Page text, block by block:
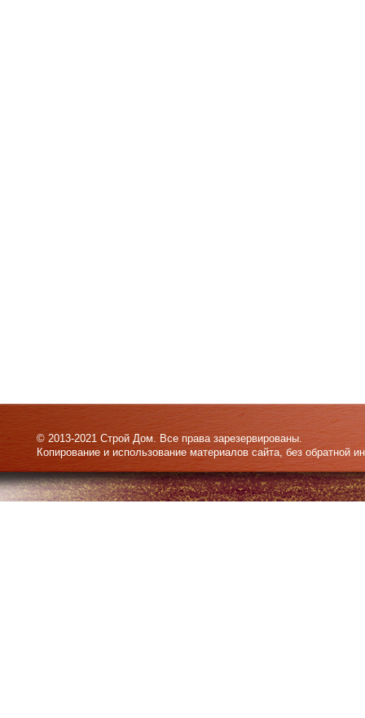
© 2013-2021 Строй Дом. Все права зарезервированы.
Копирование и использование материалов сайта, без обратной